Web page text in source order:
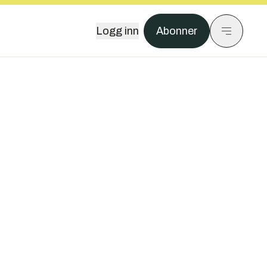
Logg inn Abonner